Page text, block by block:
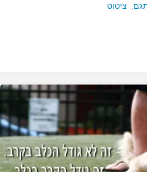
ציטוט